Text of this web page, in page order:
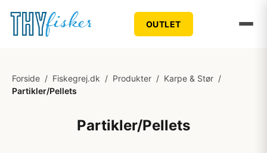
OUTLET
Forside / Fiskegrej.dk / Produkter / Karpe & Stør /
Partikler/Pellets
Partikler/Pellets